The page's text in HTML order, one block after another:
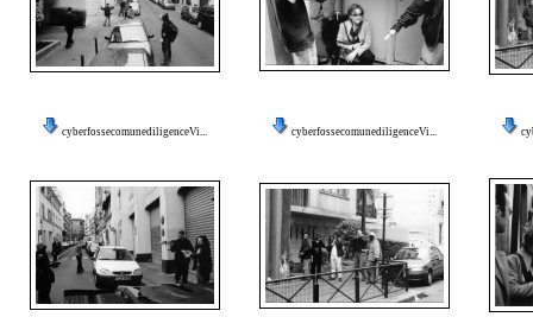
cyberfossecomunediligenceVi... cyberfossecomunediligenceVi...